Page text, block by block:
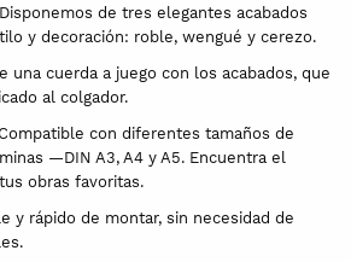
de tres elegantes acabados
y decoración: roble, wengué y cerezo.
una cuerda a juego con los acabados, que
al colgador.
con diferentes tamaños de
—DIN A3, A4 y A5. Encuentra el
obras favoritas.
y rápido de montar, sin necesidad de